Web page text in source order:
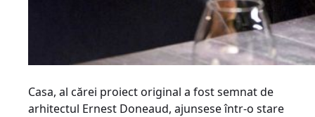
Casa, al cărei proiect original a fost semnat de
arhitectul Ernest Doneaud, ajunsese într-o stare